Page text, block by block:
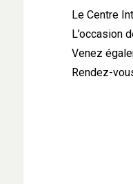
Le Centre
L’occasion
Venez
Rendez-